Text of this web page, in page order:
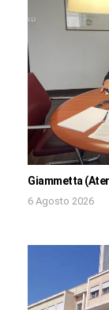
Giammetta
6 Agosto 2026